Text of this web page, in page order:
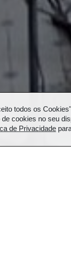
todos os
cookies no seu
de Privacidade